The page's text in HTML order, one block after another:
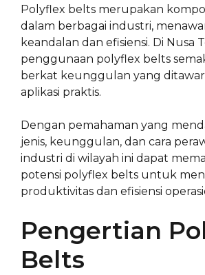
Polyflex belts merupakan
dalam berbagai industri,
keandalan dan efisiensi. Di Nusa
penggunaan polyflex belts
berkat keunggulan yang
aplikasi praktis.
Dengan pemahaman yang
jenis, keunggulan, dan cara
industri di wilayah ini dapat
potensi polyflex belts untuk
produktivitas dan efisiensi
Pengertian
Belts